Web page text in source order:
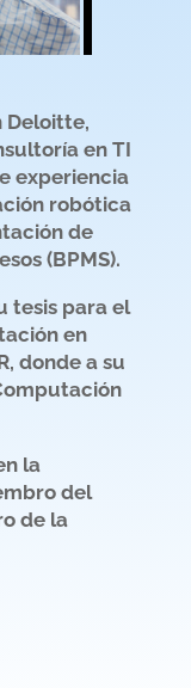
Deloitte,
en TI
experiencia
robótica
de
(BPMS).
tesis para el
en
donde a su
la
del
de la